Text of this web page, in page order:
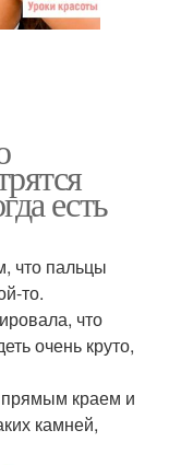
есть
что пальцы
то.
что
очень круто,
прямым краем и
камней,